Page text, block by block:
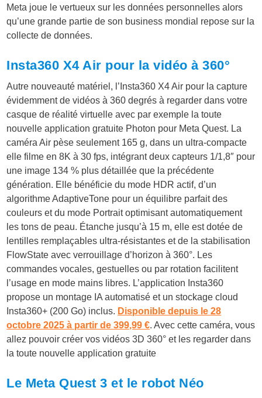
Meta joue le vertueux sur les données personnelles alors
qu’une grande partie de son business mondial repose sur la
collecte de données.
Insta360 X4 Air pour la vidéo à 360°
Autre nouveauté matériel, l’Insta360 X4 Air pour la capture
évidemment de vidéos à 360 degrés à regarder dans votre
casque de réalité virtuelle avec par exemple la toute
nouvelle application gratuite Photon pour Meta Quest. La
caméra Air pèse seulement 165 g, dans un ultra-compacte
elle filme en 8K à 30 fps, intégrant deux capteurs 1/1,8″ pour
une image 134 % plus détaillée que la précédente
génération. Elle bénéficie du mode HDR actif, d’un
algorithme AdaptiveTone pour un équilibre parfait des
couleurs et du mode Portrait optimisant automatiquement
les tons de peau. Étanche jusqu’à 15 m, elle est dotée de
lentilles remplaçables ultra-résistantes et de la stabilisation
FlowState avec verrouillage d’horizon à 360°. Les
commandes vocales, gestuelles ou par rotation facilitent
l’usage en mode mains libres. L’application Insta360
propose un montage IA automatisé et un stockage cloud
Insta360+ (200 Go) inclus. Disponible depuis le 28
octobre 2025 à partir de 399,99 €. Avec cette caméra, vous
allez pouvoir créer vos vidéos 3D 360° et les regarder dans
la toute nouvelle application gratuite
Le Meta Quest 3 et le robot Néo